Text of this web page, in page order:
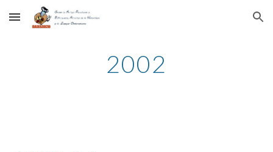
Skip to main content Skip to navigation
2002